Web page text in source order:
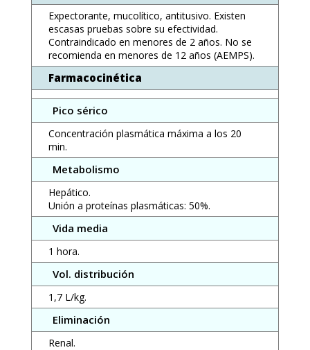
Expectorante, mucolítico, antitusivo. Existen
escasas pruebas sobre su efectividad.
Contraindicado en menores de 2 años. No se
recomienda en menores de 12 años (AEMPS).
Farmacocinética
Pico sérico
Concentración plasmática máxima a los 20
min.
Metabolismo
Hepático.
Unión a proteínas plasmáticas: 50%.
Vida media
1 hora.
Vol. distribución
1,7 L/kg.
Eliminación
Renal.